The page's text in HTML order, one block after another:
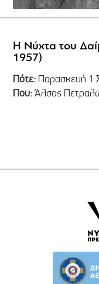
Η Νύχτα του
1957)
Πότε: Παρασκευή 1
Που:Άλσος